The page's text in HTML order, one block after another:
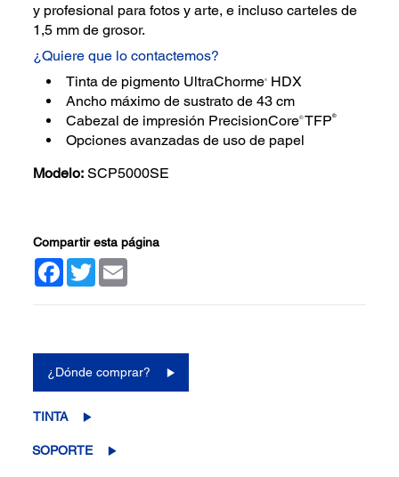
y profesional para fotos y arte, e incluso carteles de
1,5 mm de grosor.
¿Quiere que lo contactemos?
Tinta de pigmento UltraChorme®
HDX
Ancho máximo de sustrato de 43 cm
Cabezal de impresión PrecisionCore®TFP®
Opciones avanzadas de uso de papel
Modelo: SCP5000SE
Compartir esta página
Facebook
Twitter
puntuación.
Enlace
en
la
¿Dónde comprar?
TINTA
SOPORTE